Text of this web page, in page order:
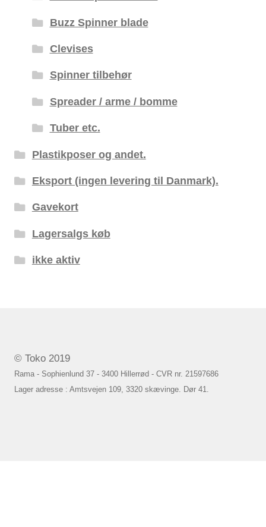
Buzz Spinner blade
Clevises
Spinner tilbehør
Spreader / arme / bomme
Tuber etc.
Plastikposer og andet.
Eksport (ingen levering til Danmark).
Gavekort
Lagersalgs køb
ikke aktiv
© Toko 2019
Rama - Sophienlund 37 - 3400 Hillerrød - CVR nr. 21597686
Lager adresse : Amtsvejen 109, 3320 skævinge. Dør 41.